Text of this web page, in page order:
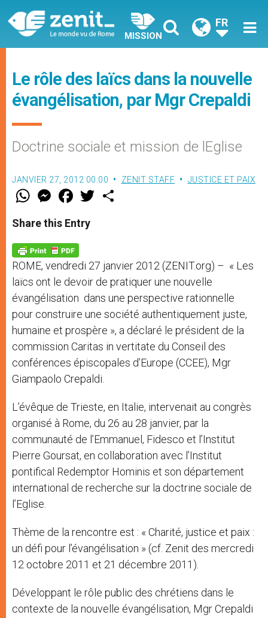
MISSION
FR
Le rôle des laïcs dans la nouvelle
évangélisation, par Mgr Crepaldi
Doctrine sociale et mission de lEglise
JANVIER 27, 2012 00:00 ZENIT STAFF JUSTICE ET PAIX
W
t
s
p
p
M
e
s
e
g
e
r
F
a
e
b
o
k
w
Share this Entry
ROME, vendredi 27 janvier 2012 (ZENIT.org) – « Les
laïcs ont le devoir de pratiquer une nouvelle
évangélisation dans une perspective rationnelle
pour construire une société authentiquement juste,
humaine et prospère », a déclaré le président de la
commission Caritas in vertitate du Conseil des
conférences épiscopales d’Europe (CCEE), Mgr
Giampaolo Crepaldi.
L’évêque de Trieste, en Italie, intervenait au congrès
organisé à Rome, du 26 au 28 janvier, par la
communauté de l’Emmanuel, Fidesco et l’Institut
Pierre Goursat, en collaboration avec l’Institut
pontifical Redemptor Hominis et son département
international de recherche sur la doctrine sociale de
l’Eglise.
Thème de la rencontre est : « Charité, justice et paix :
un défi pour l’évangélisation » (cf. Zenit des mercredi
12 octobre 2011 et 21 décembre 2011).
Développant le rôle public des chrétiens dans le
contexte de la nouvelle évangélisation, Mgr Crepaldi